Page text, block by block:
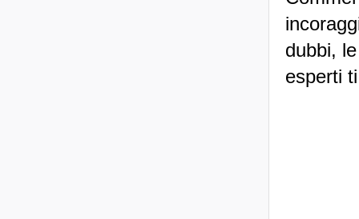
dubbi,
esperti